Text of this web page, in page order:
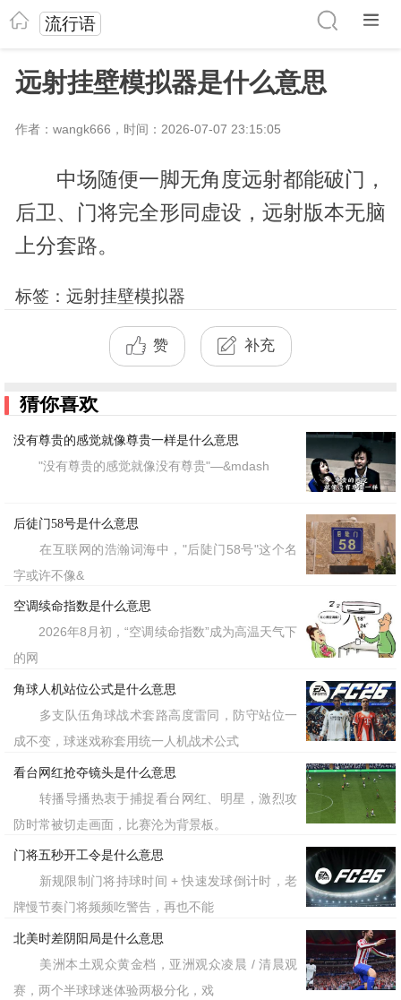
流行语
远射挂壁模拟器是什么意思
作者：wangk666，时间：2026-07-07 23:15:05
中场随便一脚无角度远射都能破门，
后卫、门将完全形同虚设，远射版本无脑
上分套路。
标签：远射挂壁模拟器
赞 补充
猜你喜欢
没有尊贵的感觉就像尊贵一样是什么意思
"没有尊贵的感觉就像没有尊贵"—&mdash
后徒门58号是什么意思
在互联网的浩瀚词海中，"后陡门58号"这个名
字或许不像&
空调续命指数是什么意思
2026年8月初，“空调续命指数”成为高温天气下
的网
角球人机站位公式是什么意思
多支队伍角球战术套路高度雷同，防守站位一
成不变，球迷戏称套用统一人机战术公式
看台网红抢夺镜头是什么意思
转播导播热衷于捕捉看台网红、明星，激烈攻
防时常被切走画面，比赛沦为背景板。
门将五秒开工令是什么意思
新规限制门将持球时间 + 快速发球倒计时，老
牌慢节奏门将频频吃警告，再也不能
北美时差阴阳局是什么意思
美洲本土观众黄金档，亚洲观众凌晨 / 清晨观
赛，两个半球球迷体验两极分化，戏